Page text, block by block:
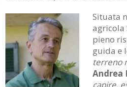
Situata
agricola
pieno
guida e
terreno
Andrea